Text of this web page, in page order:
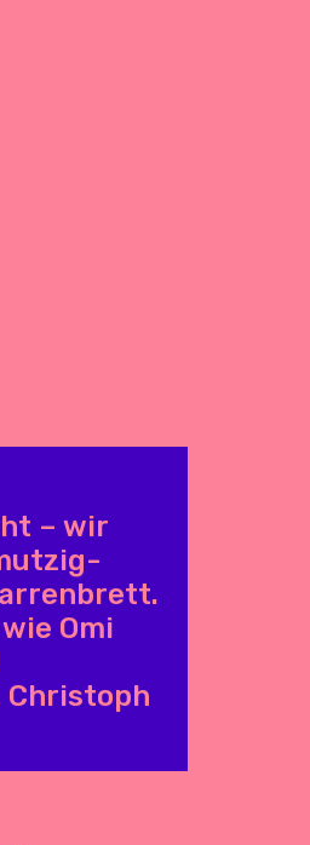
– wir
Omi
Christoph